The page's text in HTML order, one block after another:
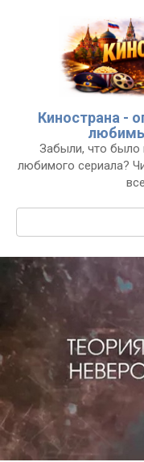
Кинострана -
Забыли, что было
любимого сериала?